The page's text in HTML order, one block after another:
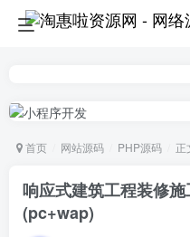
首页 网站源码 PHP源码 正
响应式建筑工程装修
(pc+wap)